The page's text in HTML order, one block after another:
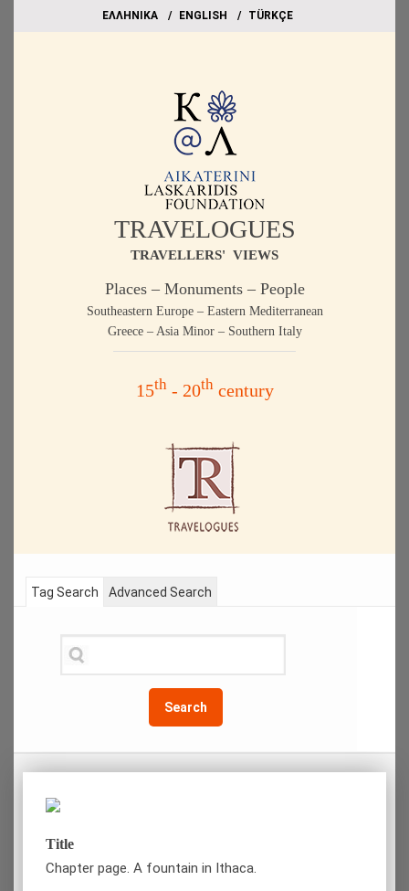
EΛΛΗΝΙΚΑ ΕΝGLISH TÜRKÇE
TRAVELOGUES
TRAVELLERS' VIEWS
Places – Monuments – People
Southeastern Europe – Eastern Mediterranean
Greece – Asia Minor – Southern Italy
15th- 20thcentury
Tag Search
Search
Advanced Search
Title
Chapter page. A fountain in Ithaca.